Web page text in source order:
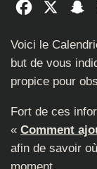
Facebook
Voici le
but de vous
propice pour
Fort de ces
« Comment
afin de savoir